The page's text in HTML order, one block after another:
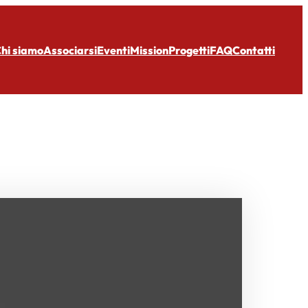
siamoAssociarsiEventiMissionProgettiFAQContatti